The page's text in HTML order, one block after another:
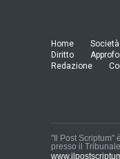
Home
Diritto
Redazione
"Il Post Scriptum"
presso il